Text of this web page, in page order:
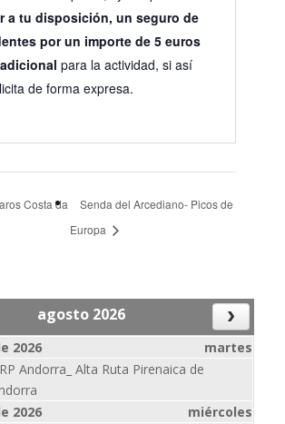
a tu disposición, un seguro de
por un importe de 5 euros
para la actividad, si así
de forma expresa.
Costa da
Senda del Arcediano- Picos de
Europa
agosto 2026
2026
martes
Andorra_ Alta Ruta Pirenaica de
2026
miércoles